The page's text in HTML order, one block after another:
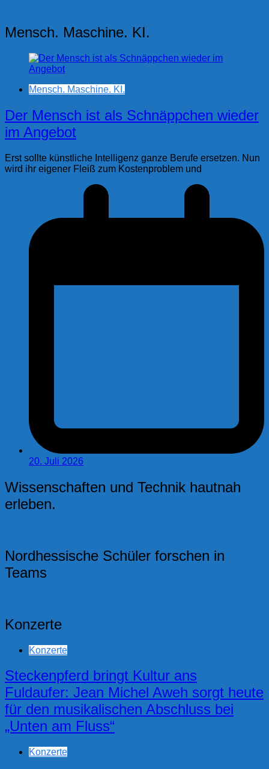
Mensch. Maschine. KI.
Mensch. Maschine. KI.
Der Mensch ist als Schnäppchen wieder
im Angebot
Erst sollte künstliche Intelligenz ganze Berufe ersetzen. Nun
wird ihr eigener Fleiß zum Kostenproblem und
20. Juli 2026
Wissenschaften und Technik hautnah
erleben.
Nordhessische Schüler forschen in
Teams
Konzerte
Konzerte
Steckenpferd bringt Kultur ans
Fuldaufer: Jean Michel Aweh sorgt heute
für den musikalischen Abschluss bei
„Unten am Fluss“
Konzerte